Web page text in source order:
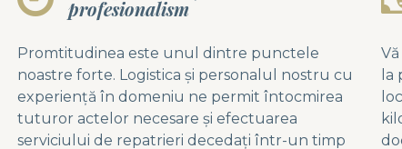
profesionalism
Promtitudinea este unul dintre punctele
noastre forte. Logistica și personalul nostru cu
experiență în domeniu ne permit întocmirea
tuturor actelor necesare și efectuarea
serviciului de repatrieri decedați într-un timp
la